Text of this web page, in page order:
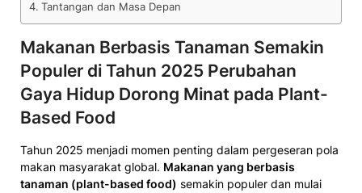
Tantangan dan Masa Depan
Makanan Berbasis Tanaman Semakin
Populer di Tahun 2025 Perubahan
Gaya Hidup Dorong Minat pada Plant-
Based Food
Tahun 2025 menjadi momen penting dalam pergeseran pola
makan masyarakat global. Makanan yang berbasis
tanaman (plant-based food) semakin populer dan mulai